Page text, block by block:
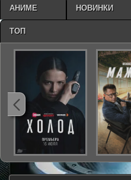
АНИМЕ НОВИНКИ
ТОП